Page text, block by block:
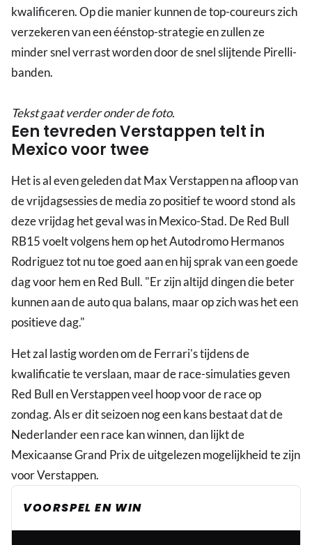
kwalificeren. Op die manier kunnen de top-coureurs zich
verzekeren van een éénstop-strategie en zullen ze
minder snel verrast worden door de snel slijtende Pirelli-
banden.
Tekst gaat verder onder de foto.
Een tevreden Verstappen telt in
Mexico voor twee
Het is al even geleden dat Max Verstappen na afloop van
de vrijdagsessies de media zo positief te woord stond als
deze vrijdag het geval was in Mexico-Stad. De Red Bull
RB15 voelt volgens hem op het Autodromo Hermanos
Rodriguez tot nu toe goed aan en hij sprak van een goede
dag voor hem en Red Bull. "Er zijn altijd dingen die beter
kunnen aan de auto qua balans, maar op zich was het een
positieve dag."
Het zal lastig worden om de Ferrari's tijdens de
kwalificatie te verslaan, maar de race-simulaties geven
Red Bull en Verstappen veel hoop voor de race op
zondag. Als er dit seizoen nog een kans bestaat dat de
Nederlander een race kan winnen, dan lijkt de
Mexicaanse Grand Prix de uitgelezen mogelijkheid te zijn
voor Verstappen.
VOORSPEL EN WIN